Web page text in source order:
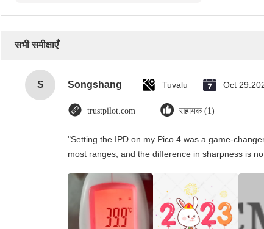
सभी समीक्षाएँ
S Songshang Tuvalu Oct
trustpilot.com सहायक (1)
"Setting the IPD on my Pico 4 was a game-
most ranges, and the difference in sharpness is